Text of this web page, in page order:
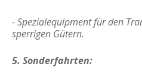
- Spezialequipment für den
sperrigen Gütern.
5. Sonderfahrten: